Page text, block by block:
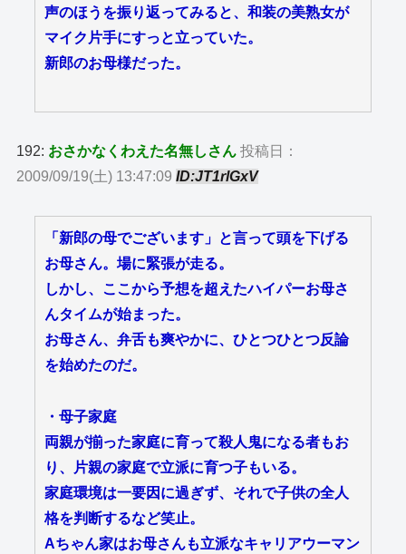
声のほうを振り返ってみると、和装の美熟女が
マイク片手にすっと立っていた。
新郎のお母様だった。
192: おさかなくわえた名無しさん 投稿日：
2009/09/19(土) 13:47:09ID:JT1rlGxV
「新郎の母でございます」と言って頭を下げる
お母さん。場に緊張が走る。
しかし、ここから予想を超えたハイパーお母さ
んタイムが始まった。
お母さん、弁舌も爽やかに、ひとつひとつ反論
を始めたのだ。
・母子家庭
両親が揃った家庭に育って殺人鬼になる者もお
り、片親の家庭で立派に育つ子もいる。
家庭環境は一要因に過ぎず、それで子供の全人
格を判断するなど笑止。
Aちゃん家はお母さんも立派なキャリアウーマン